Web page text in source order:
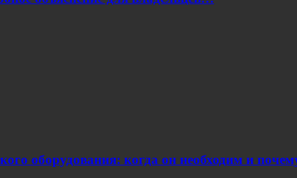
оборудования: когда он необходим и